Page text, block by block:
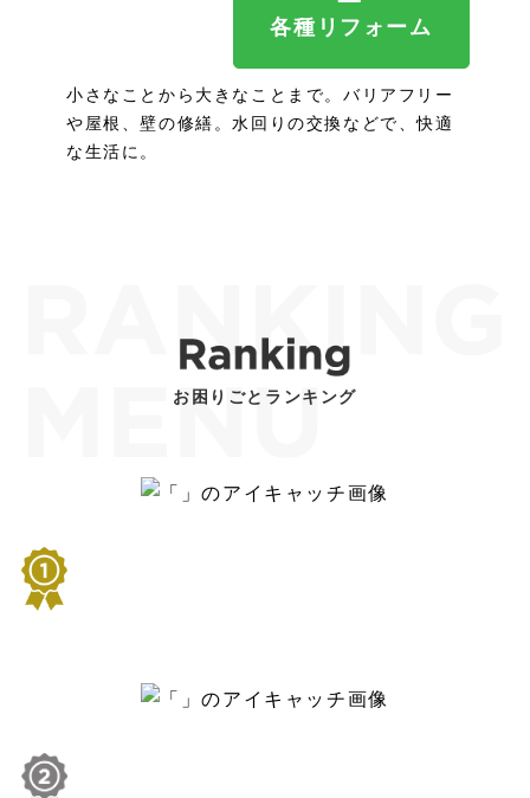
各種リフォーム
小さなことから大きなことまで。バリアフリー
や屋根、壁の修繕。水回りの交換などで、快適
な生活に。
お困りごとランキング